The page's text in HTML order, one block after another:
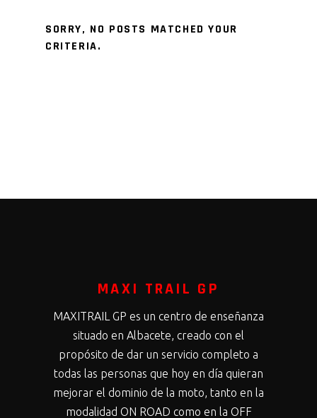
SORRY, NO POSTS MATCHED YOUR
CRITERIA.
MAXI TRAIL GP
MAXITRAIL GP es un centro de enseñanza
situado en Albacete, creado con el
propósito de dar un servicio completo a
todas las personas que hoy en día quieran
mejorar el dominio de la moto, tanto en la
modalidad ON ROAD como en la OFF